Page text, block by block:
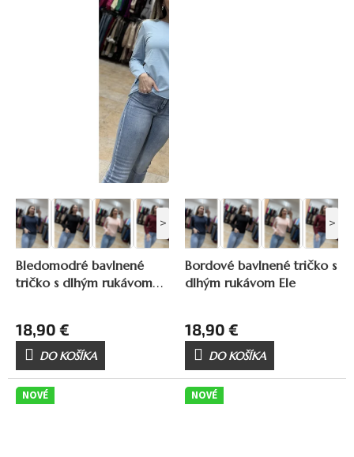
>
Bledomodré bavlnené
tričko s dlhým rukávom
18,90 €
DO KOŠÍKA
>
Bordové bavlnené tričko s
dlhým rukávom Ele
18,90 €
DO KOŠÍKA
NOVÉ NOVÉ